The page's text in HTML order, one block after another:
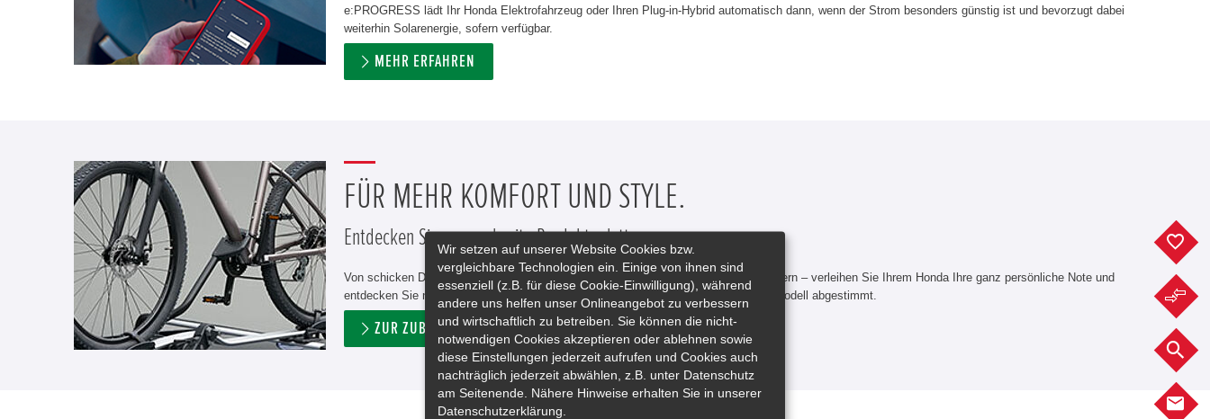
e:PROGRESS lädt Ihr Honda Elektrofahrzeug oder Ihren Plug-in-Hybrid automatisch dann, wenn der Strom besonders günstig ist und bevorzugt dabei
weiterhin Solarenergie, sofern verfügbar.
MEHR ERFAHREN
FÜR MEHR KOMFORT UND STYLE.
Entdecken Sie unsere breite Produktpalette.
Von schicken Design-Paketen über funktionale Erweiterungen bis hin zu Fahrradträgern – verleihen Sie Ihrem Honda Ihre ganz persönliche Note und
entdecken Sie neue Möglichkeiten. Jedes Extra ist dabei perfekt auf das jeweilige Modell abgestimmt.
ZUR ZUBEHÖRSUCHE
Wir setzen auf unserer Website Cookies bzw.
vergleichbare Technologien ein. Einige von ihnen sind
essenziell (z.B. für diese Cookie-Einwilligung), während
andere uns helfen unser Onlineangebot zu verbessern
und wirtschaftlich zu betreiben. Sie können die nicht-
notwendigen Cookies akzeptieren oder ablehnen sowie
diese Einstellungen jederzeit aufrufen und Cookies auch
nachträglich jederzeit abwählen, z.B. unter Datenschutz
am Seitenende. Nähere Hinweise erhalten Sie in unserer
Datenschutzerklärung.